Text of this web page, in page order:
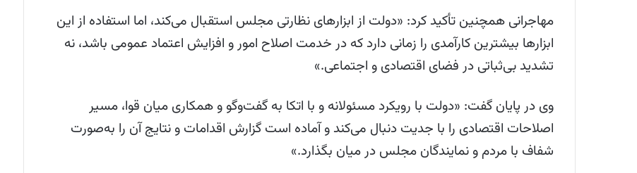
مهاجرانی همچنین تأکید کرد: «دولت از ابزارهای نظارتی مجلس استقبال می‌کند، اما استفاده از این
ابزارها بیشترین کارآمدی را زمانی دارد که در خدمت اصلاح امور و افزایش اعتماد عمومی باشد، نه
تشدید بی‌ثباتی در فضای اقتصادی و اجتماعی.»
وی در پایان گفت: «دولت با رویکرد مسئولانه و با اتکا به گفت‌وگو و همکاری میان قوا، مسیر
اصلاحات اقتصادی را با جدیت دنبال می‌کند و آماده است گزارش اقدامات و نتایج آن را به‌صورت
شفاف با مردم و نمایندگان مجلس در میان بگذارد.»